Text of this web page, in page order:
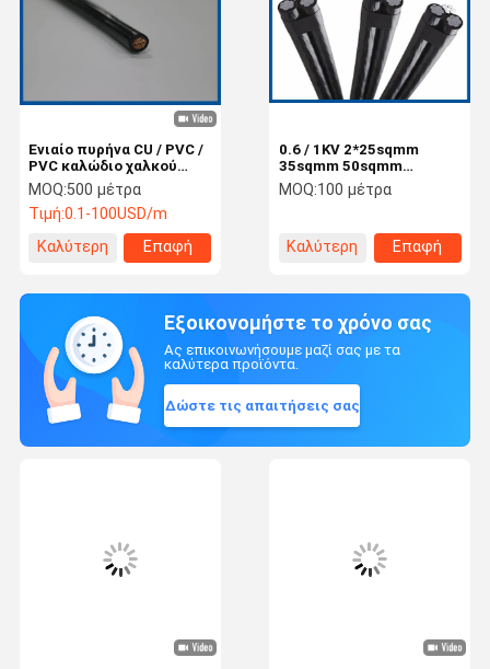
Ενιαίο πυρήνα CU / PVC /
PVC καλώδιο χαλκού
χαμηλής τάσης Μη
μεταλλικό κάλυμμα
MOQ:500 μέτρα
Τιμή:0.1-100USD/m
Καλύτερη
Επαφή
0.6 / 1KV 2*25sqmm
35sqmm 50sqmm
Υπεράνω Απομονωμένο
Καλώδιο Αλουμινίου
MOQ:100 μέτρα
Καλύτερη
Επαφή
Εξοικονομήστε το χρόνο σας
Ας επικοινωνήσουμε μαζί σας με τα
καλύτερα προϊόντα.
Δώστε τις απαιτήσεις σας